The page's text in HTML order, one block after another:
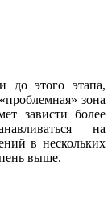
до этого этапа,
зона
зависти более
на
в нескольких
выше.